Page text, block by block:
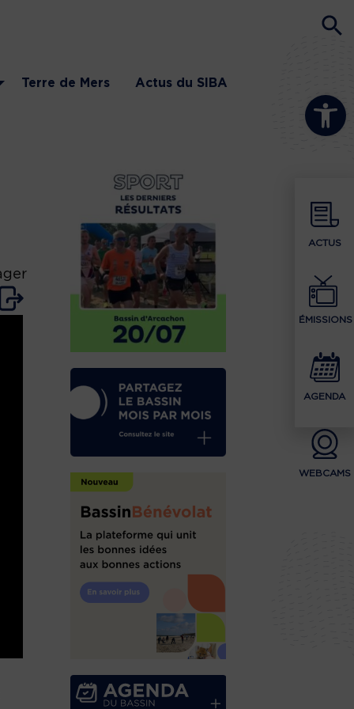
Ouvrir la
ACTUS
ÉMISSIONS
AGENDA
WEBCAMS
Terre de Mers Actus du SIBA